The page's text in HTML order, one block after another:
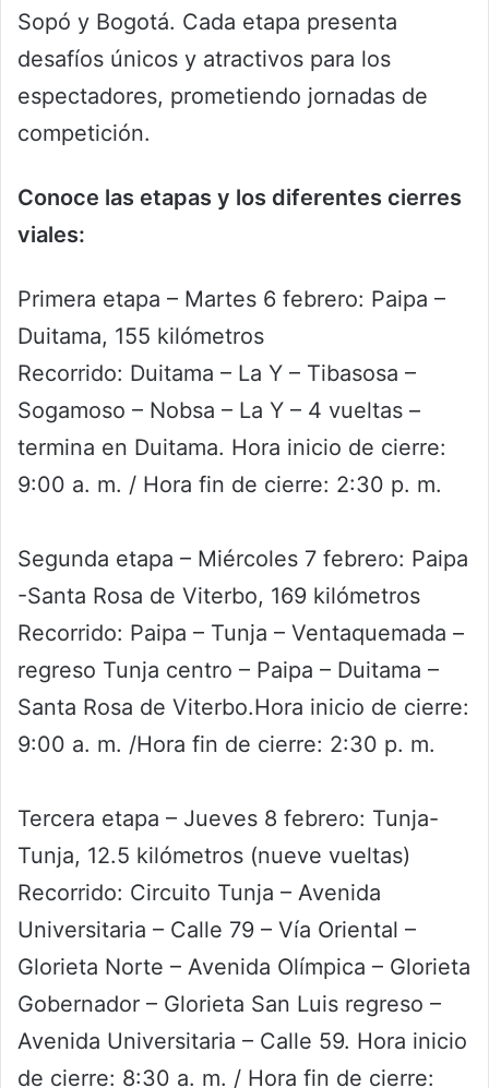
Sopó y Bogotá. Cada etapa presenta
desafíos únicos y atractivos para los
espectadores, prometiendo jornadas de
competición.
Conoce las etapas y los diferentes cierres
viales:
Primera etapa – Martes 6 febrero: Paipa –
Duitama, 155 kilómetros
Recorrido: Duitama – La Y – Tibasosa –
Sogamoso – Nobsa – La Y – 4 vueltas –
termina en Duitama. Hora inicio de cierre:
9:00 a. m. / Hora fin de cierre: 2:30 p. m.
Segunda etapa – Miércoles 7 febrero: Paipa
-Santa Rosa de Viterbo, 169 kilómetros
Recorrido: Paipa – Tunja – Ventaquemada –
regreso Tunja centro – Paipa – Duitama –
Santa Rosa de Viterbo.Hora inicio de cierre:
9:00 a. m. /Hora fin de cierre: 2:30 p. m.
Tercera etapa – Jueves 8 febrero: Tunja-
Tunja, 12.5 kilómetros (nueve vueltas)
Recorrido: Circuito Tunja – Avenida
Universitaria – Calle 79 – Vía Oriental –
Glorieta Norte – Avenida Olímpica – Glorieta
Gobernador – Glorieta San Luis regreso –
Avenida Universitaria – Calle 59. Hora inicio
de cierre: 8:30 a. m. / Hora fin de cierre: